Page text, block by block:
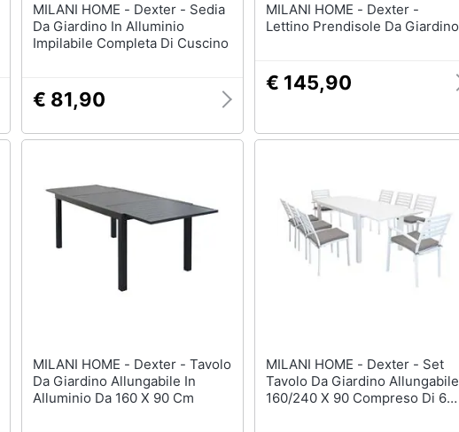
MILANI HOME - Dexter - Sedia
Da Giardino In Alluminio
Impilabile Completa Di Cuscino
€ 81,90
MILANI HOME - Dexter -
Lettino Prendisole Da Giardino
€ 145,90
MILANI HOME - Dexter - Tavolo
Da Giardino Allungabile In
Alluminio Da 160 X 90 Cm
MILANI HOME - Dexter - Set
Tavolo Da Giardino Allungabile
160/240 X 90 Compreso Di 6